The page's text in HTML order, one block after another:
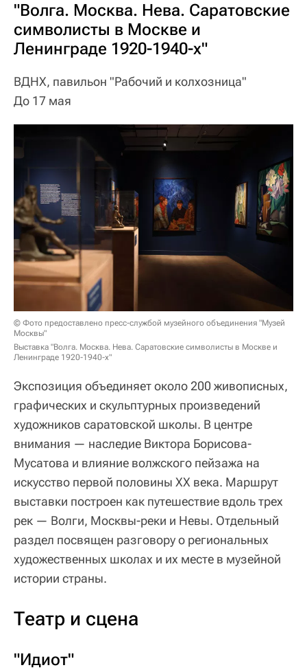
"Волга. Москва. Нева. Саратовские
символисты в Москве и
Ленинграде 1920-1940-х"
ВДНХ, павильон "Рабочий и колхозница"
До 17 мая
© Фото предоставлено пресс-службой музейного объединения "Музей
Москвы"
Выставка "Волга. Москва. Нева. Саратовские символисты в Москве и
Ленинграде 1920-1940-х"
Экспозиция объединяет около 200 живописных,
графических и скульптурных произведений
художников саратовской школы. В центре
внимания — наследие Виктора Борисова-
Мусатова и влияние волжского пейзажа на
искусство первой половины XX века. Маршрут
выставки построен как путешествие вдоль трех
рек — Волги, Москвы-реки и Невы. Отдельный
раздел посвящен разговору о региональных
художественных школах и их месте в музейной
истории страны.
Театр и сцена
"Идиот"